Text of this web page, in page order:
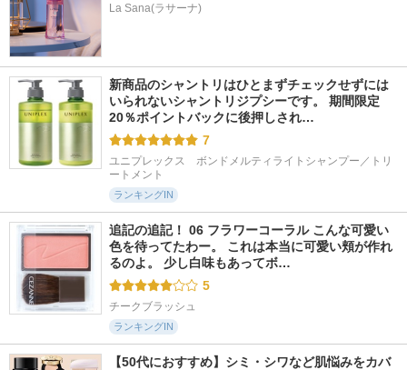
La Sana(ラサーナ)
新商品のシャントリはひとまずチェックせずには
いられないシャントリジプシーです。 期間限定
20％ポイントバックに後押しされ…
7
ユニプレックス　ボンドメルティライトシャンプー／トリ
ートメント
ランキングIN
追記の追記！ 06 フラワーコーラル こんな可愛い
色を待ってたわー。 これは本当に可愛い頬が作れ
るのよ。 少し白味もあってボ…
5
チークブラッシュ
ランキングIN
【50代におすすめ】シミ・シワなど肌悩みをカバ